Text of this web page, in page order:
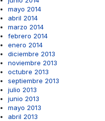
mayo 2014
abril 2014
marzo 2014
febrero 2014
enero 2014
diciembre 2013
noviembre 2013
octubre 2013
septiembre 2013
julio 2013
junio 2013
mayo 2013
abril 2013